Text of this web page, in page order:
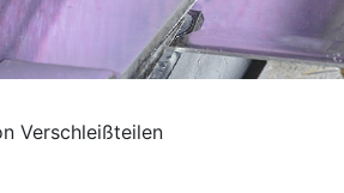
Verschleißteilen